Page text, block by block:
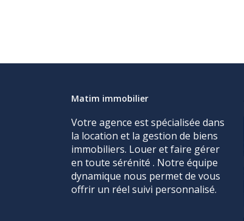
Matim immobilier
Votre agence est spécialisée dans
la location et la gestion de biens
immobiliers. Louer et faire gérer
en toute sérénité . Notre équipe
dynamique nous permet de vous
offrir un réel suivi personnalisé.